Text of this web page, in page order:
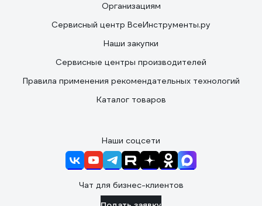
Организациям
Сервисный центр ВсеИнструменты.ру
Наши закупки
Сервисные центры производителей
Правила применения рекомендательных технологий
Каталог товаров
Наши соцсети
Чат для бизнес-клиентов